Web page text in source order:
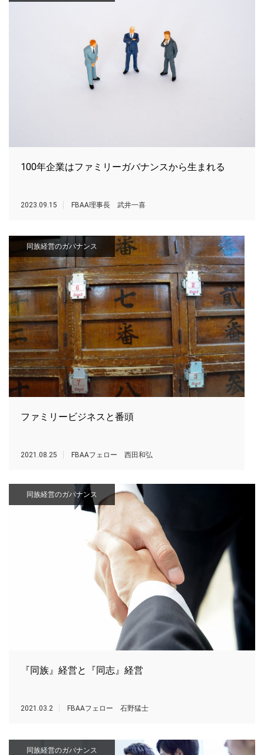
100年企業はファミリーガバナンスから生まれる
2023.09.15 FBAA理事長 武井一喜
同族経営のガバナンス
ファミリービジネスと番頭
2021.08.25 FBAAフェロー 西田和弘
同族経営のガバナンス
『同族』経営と『同志』経営
2021.03.2 FBAAフェロー 石野猛士
同族経営のガバナンス